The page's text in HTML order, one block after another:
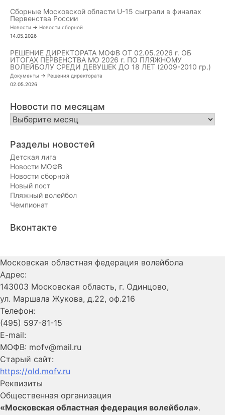
Сборные Московской области U-15 сыграли в финалах
Первенства России
Новости -> Новости сборной
14.05.2026
РЕШЕНИЕ ДИРЕКТОРАТА МОФВ ОТ 02.05.2026 г. ОБ
ИТОГАХ ПЕРВЕНСТВА МО 2026 г. ПО ПЛЯЖНОМУ
ВОЛЕЙБОЛУ СРЕДИ ДЕВУШЕК ДО 18 ЛЕТ (2009-2010 гр.)
Документы -> Решения директората
02.05.2026
Новости по месяцам
Новости
месяцам
Разделы новостей
Детская лига
Новости МОФВ
Новости сборной
Новый пост
Пляжный волейбол
Чемпионат
Вконтакте
Московская областная федерация волейбола
Адрес:
143003 Московская область, г. Одинцово,
ул. Маршала Жукова, д.22, оф.216
Телефон:
(495) 597-81-15
E-mail:
МОФВ: mofv@mail.ru
Старый сайт:
https://old.mofv.ru
Реквизиты
Общественная организация
«Московская областная федерация волейбола».